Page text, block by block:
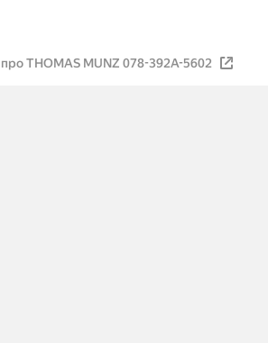
THOMAS MUNZ 078-392A-5602